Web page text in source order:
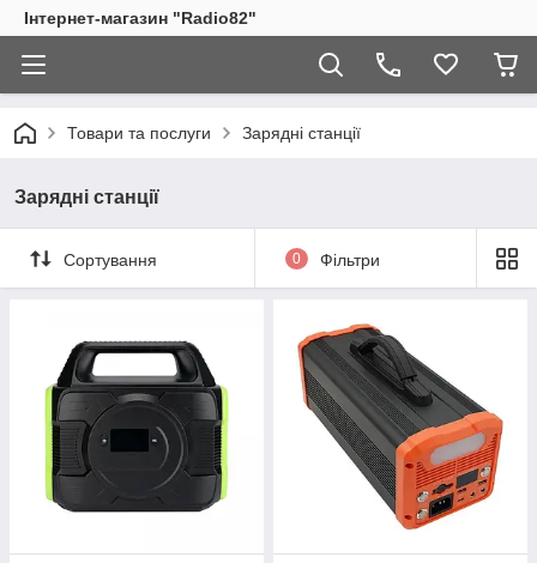
Інтернет-магазин "Radio82"
Товари та послуги Зарядні станції
Зарядні станції
Сортування 0 Фільтри